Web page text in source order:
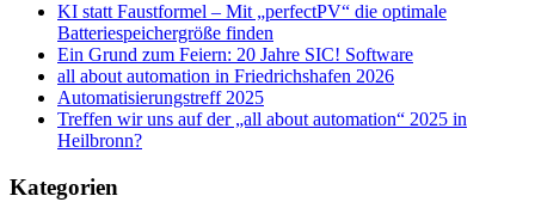
KI statt Faustformel – Mit „perfectPV“ die optimale
Batteriespeichergröße finden
Ein Grund zum Feiern: 20 Jahre SIC! Software
all about automation in Friedrichshafen 2026
Automatisierungstreff 2025
Treffen wir uns auf der „all about automation“ 2025 in
Heilbronn?
Kategorien